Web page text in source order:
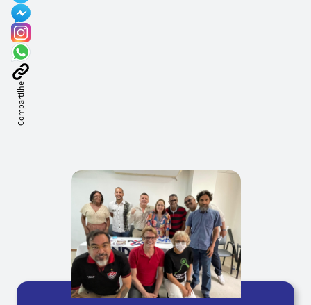
Compartilhe